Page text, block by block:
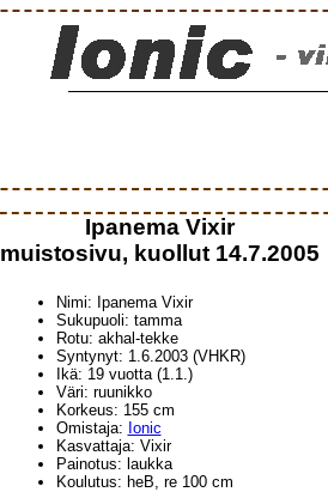
Ipanema Vixir
muistosivu, kuollut 14.7.2005
Nimi: Ipanema Vixir
Sukupuoli: tamma
Rotu: akhal-tekke
Syntynyt: 1.6.2003 (VHKR)
Ikä: 19 vuotta (1.1.)
Väri: ruunikko
Korkeus: 155 cm
Omistaja: Ionic
Kasvattaja: Vixir
Painotus: laukka
Koulutus: heB, re 100 cm